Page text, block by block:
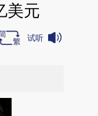
美元
试听